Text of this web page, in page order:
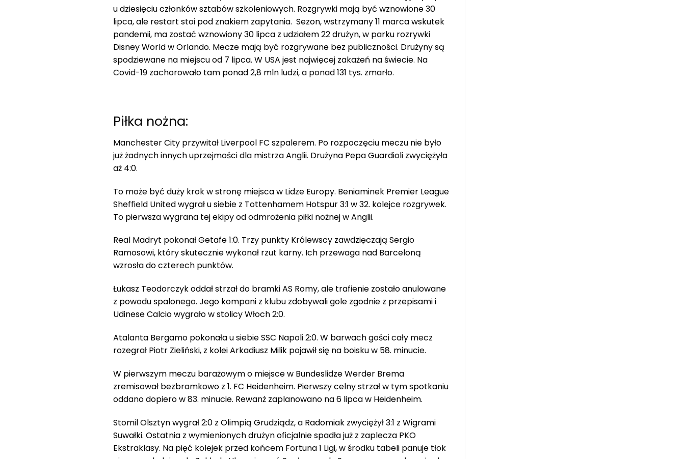
u dziesięciu członków sztabów szkoleniowych. Rozgrywki mają być wznowione 30
lipca, ale restart stoi pod znakiem zapytania. Sezon, wstrzymany 11 marca wskutek
pandemii, ma zostać wznowiony 30 lipca z udziałem 22 drużyn, w parku rozrywki
Disney World w Orlando. Mecze mają być rozgrywane bez publiczności. Drużyny są
spodziewane na miejscu od 7 lipca. W USA jest najwięcej zakażeń na świecie. Na
Covid-19 zachorowało tam ponad 2,8 mln ludzi, a ponad 131 tys. zmarło.
Piłka nożna:
Manchester City przywitał Liverpool FC szpalerem. Po rozpoczęciu meczu nie było
już żadnych innych uprzejmości dla mistrza Anglii. Drużyna Pepa Guardioli zwyciężyła
aż 4:0.
To może być duży krok w stronę miejsca w Lidze Europy. Beniaminek Premier League
Sheffield United wygrał u siebie z Tottenhamem Hotspur 3:1 w 32. kolejce rozgrywek.
To pierwsza wygrana tej ekipy od odmrożenia piłki nożnej w Anglii.
Real Madryt pokonał Getafe 1:0. Trzy punkty Królewscy zawdzięczają Sergio
Ramosowi, który skutecznie wykonał rzut karny. Ich przewaga nad Barceloną
wzrosła do czterech punktów.
Łukasz Teodorczyk oddał strzał do bramki AS Romy, ale trafienie zostało anulowane
z powodu spalonego. Jego kompani z klubu zdobywali gole zgodnie z przepisami i
Udinese Calcio wygrało w stolicy Włoch 2:0.
Atalanta Bergamo pokonała u siebie SSC Napoli 2:0. W barwach gości cały mecz
rozegrał Piotr Zieliński, z kolei Arkadiusz Milik pojawił się na boisku w 58. minucie.
W pierwszym meczu barażowym o miejsce w Bundeslidze Werder Brema
zremisował bezbramkowo z 1. FC Heidenheim. Pierwszy celny strzał w tym spotkaniu
oddano dopiero w 83. minucie. Rewanż zaplanowano na 6 lipca w Heidenheim.
Stomil Olsztyn wygrał 2:0 z Olimpią Grudziądz, a Radomiak zwyciężył 3:1 z Wigrami
Suwałki. Ostatnia z wymienionych drużyn oficjalnie spadła już z zaplecza PKO
Ekstraklasy. Na pięć kolejek przed końcem Fortuna 1 Ligi, w środku tabeli panuje tłok